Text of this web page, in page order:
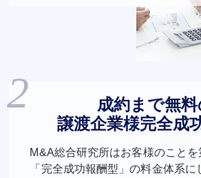
成約まで無料
譲渡企業様完全成
M&A総合研究所はお客様のことを
「完全成功報酬型」の料金体系に